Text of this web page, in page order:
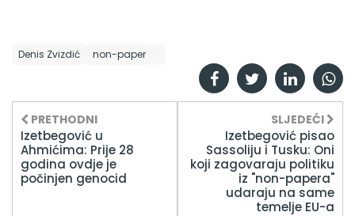
Denis Zvizdić non-paper
PRETHODNI
Izetbegović u
Ahmićima: Prije 28
godina ovdje je
počinjen genocid
SLJEDEĆI
Izetbegović pisao
Sassoliju i Tusku: Oni
koji zagovaraju politiku
iz "non-papera"
udaraju na same
temelje EU-a